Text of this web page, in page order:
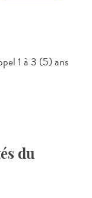
1 à 3 (5) ans
du